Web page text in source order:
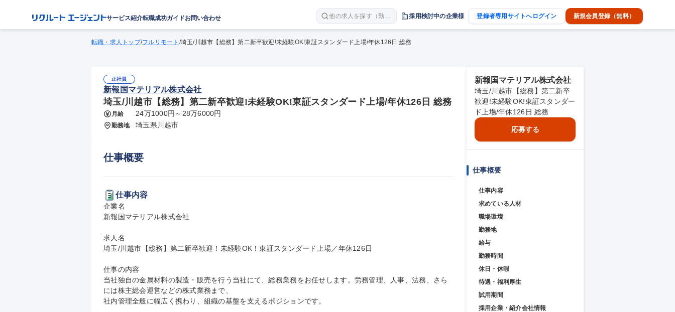
サービス紹介転職成功ガイドお問い合わせ
他の求人を探す（勤務
地 職種 年収など）
採用検討中の企業様 登録者専用サイトへログイン 新規会員登録（無料）
転職・求人トップ/フルリモート /埼玉/川越市【総務】第二新卒歓迎!未経験OK!東証スタンダード上場/年休126日 総務
正社員
新報国マテリアル株式会社
埼玉/川越市【総務】第二新卒歓迎!未経験OK!東証スタンダード上場/年休126日 総務
月給 24万1000円～28万6000円
勤務地 埼玉県川越市
仕事概要
仕事内容
企業名
新報国マテリアル株式会社
求人名
埼玉/川越市【総務】第二新卒歓迎！未経験OK！東証スタンダード上場／年休126日
仕事の内容
当社独自の金属材料の製造・販売を行う当社にて、総務業務をお任せします。労務管理、人事、法務、さら
には株主総会運営などの株式業務まで、
社内管理全般に幅広く携わり、組織の基盤を支えるポジションです。
新報国マテリアル株式会社
埼玉/川越市【総務】第二新卒
歓迎!未経験OK!東証スタンダー
ド上場/年休126日 総務
応募する
仕事概要
仕事内容
求めている人材
職場環境
勤務地
給与
勤務時間
休日・休暇
待遇・福利厚生
試用期間
採用企業・紹介会社情報